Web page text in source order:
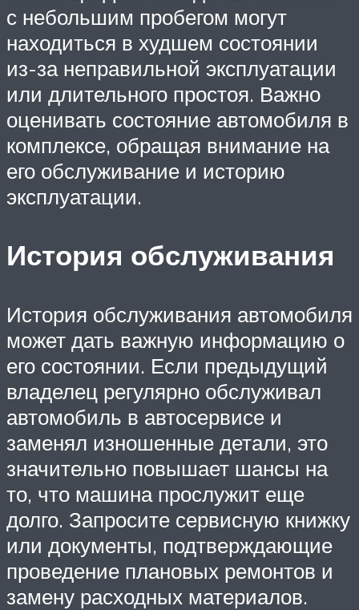
с небольшим пробегом могут
находиться в худшем состоянии
из-за неправильной эксплуатации
или длительного простоя. Важно
оценивать состояние автомобиля в
комплексе, обращая внимание на
его обслуживание и историю
эксплуатации.
История обслуживания
История обслуживания автомобиля
может дать важную информацию о
его состоянии. Если предыдущий
владелец регулярно обслуживал
автомобиль в автосервисе и
заменял изношенные детали, это
значительно повышает шансы на
то, что машина прослужит еще
долго. Запросите сервисную книжку
или документы, подтверждающие
проведение плановых ремонтов и
замену расходных материалов.